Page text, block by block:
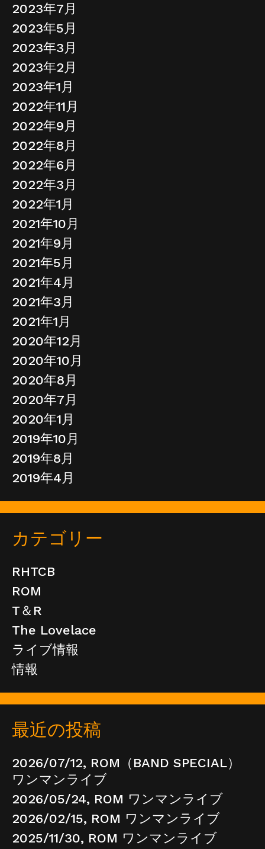
2023年7月
2023年5月
2023年3月
2023年2月
2023年1月
2022年11月
2022年9月
2022年8月
2022年6月
2022年3月
2022年1月
2021年10月
2021年9月
2021年5月
2021年4月
2021年3月
2021年1月
2020年12月
2020年10月
2020年8月
2020年7月
2020年1月
2019年10月
2019年8月
2019年4月
カテゴリー
RHTCB
ROM
T＆R
The Lovelace
ライブ情報
情報
最近の投稿
2026/07/12, ROM（BAND SPECIAL）
ワンマンライブ
2026/05/24, ROM ワンマンライブ
2026/02/15, ROM ワンマンライブ
2025/11/30, ROM ワンマンライブ